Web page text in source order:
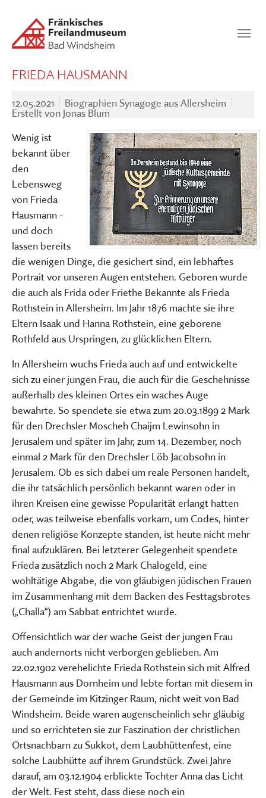
SUCHEN
FRIEDA HAUSMANN
12.05.2021
Biographien Synagoge aus Allersheim
Erstellt von Jonas Blum
Wenig ist
bekannt über
den
Lebensweg
von Frieda
Hausmann -
und doch
lassen bereits
die wenigen Dinge, die gesichert sind, ein lebhaftes
Portrait vor unseren Augen entstehen. Geboren wurde
die auch als Frida oder Friethe Bekannte als Frieda
Rothstein in Allersheim. Im Jahr 1876 machte sie ihre
Eltern Isaak und Hanna Rothstein, eine geborene
Rothfeld aus Urspringen, zu glücklichen Eltern.
In Allersheim wuchs Frieda auch auf und entwickelte
sich zu einer jungen Frau, die auch für die Geschehnisse
außerhalb des kleinen Ortes ein waches Auge
bewahrte. So spendete sie etwa zum 20.03.1899 2 Mark
für den Drechsler Moscheh Chaijm Lewinsohn in
Jerusalem und später im Jahr, zum 14. Dezember, noch
einmal 2 Mark für den Drechsler Löb Jacobsohn in
Jerusalem. Ob es sich dabei um reale Personen handelt,
die ihr tatsächlich persönlich bekannt waren oder in
ihren Kreisen eine gewisse Popularität erlangt hatten
oder, was teilweise ebenfalls vorkam, um Codes, hinter
denen religiöse Konzepte standen, ist heute nicht mehr
final aufzuklären. Bei letzterer Gelegenheit spendete
Frieda zusätzlich noch 2 Mark Chalogeld, eine
wohltätige Abgabe, die von gläubigen jüdischen Frauen
im Zusammenhang mit dem Backen des Festtagsbrotes
(„Challa“) am Sabbat entrichtet wurde.
Offensichtlich war der wache Geist der jungen Frau
auch andernorts nicht verborgen geblieben. Am
22.02.1902 verehelichte Frieda Rothstein sich mit Alfred
Hausmann aus Dornheim und lebte fortan mit diesem in
der Gemeinde im Kitzinger Raum, nicht weit von Bad
Windsheim. Beide waren augenscheinlich sehr gläubig
und so errichteten sie zur Faszination der christlichen
Ortsnachbarn zu Sukkot, dem Laubhüttenfest, eine
solche Laubhütte auf ihrem Grundstück. Zwei Jahre
darauf, am 03.12.1904 erblickte Tochter Anna das Licht
der Welt. Fest steht, dass diese noch ein